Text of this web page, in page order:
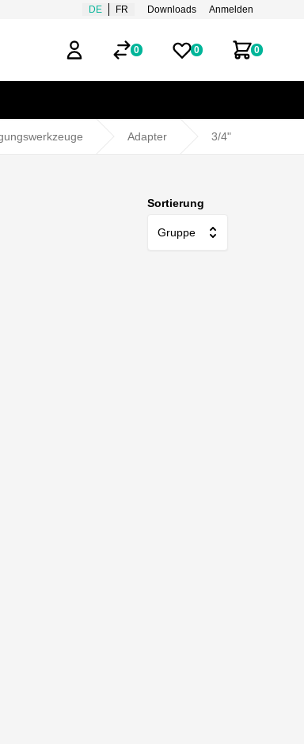
DE FR Downloads Anmelden
Mein Benutzerkonto
0 0
Merklisten
0
Zum
Adapter 3/4"
Sortierung
Gruppe